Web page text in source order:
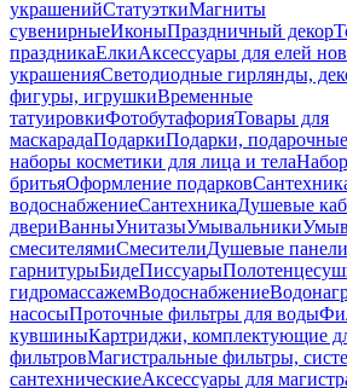
украшенийСтатуэткиМагниты
сувенирныеИконыПраздничный декор
праздникаЕлкиАксессуары для елей
украшенияСветодиодные гирлянды,
фигуры, игрушкиВременные
татуировкиФотобутафорияТовары для
маскарадаПодаркиПодарки,
наборы косметики для лица и тела
бритьяОформление подарков
водоснабжениеСантехникаДушевые
двериВанныУнитазыУмывальники
смесителямиСмесителиДушевые
гарнитурыБидеПиссуары
гидромассажемВодоснабжение
насосыПроточные фильтры для воды
кувшиныКартриджи, комплектующие
фильтровМагистральные фильтры,
сантехническиеАксессуары для